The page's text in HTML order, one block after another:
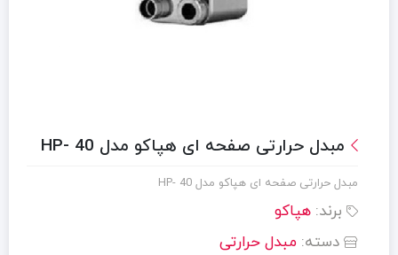
مبدل حرارتی صفحه ای هپاکو مدل HP- 40
مبدل حرارتی صفحه ای هپاکو مدل HP- 40
برند: هپاکو
دسته: مبدل حرارتی